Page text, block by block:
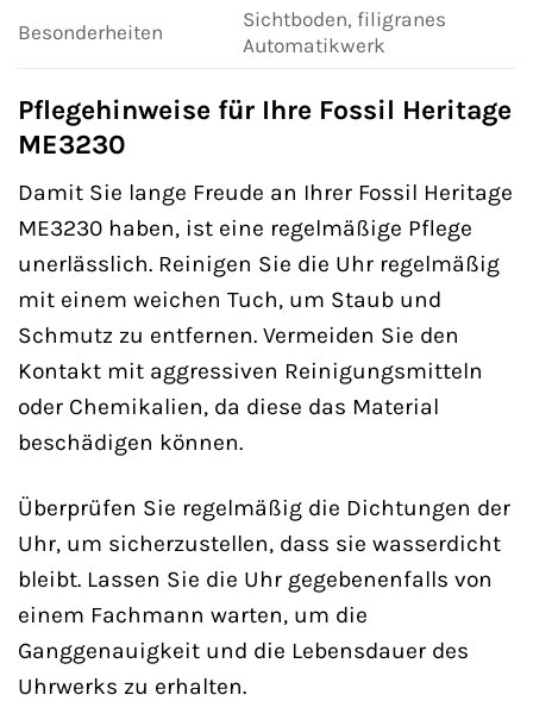
Besonderheiten
Sichtboden, filigranes
Automatikwerk
Pflegehinweise für Ihre Fossil Heritage
ME3230
Damit Sie lange Freude an Ihrer Fossil Heritage
ME3230 haben, ist eine regelmäßige Pflege
unerlässlich. Reinigen Sie die Uhr regelmäßig
mit einem weichen Tuch, um Staub und
Schmutz zu entfernen. Vermeiden Sie den
Kontakt mit aggressiven Reinigungsmitteln
oder Chemikalien, da diese das Material
beschädigen können.
Überprüfen Sie regelmäßig die Dichtungen der
Uhr, um sicherzustellen, dass sie wasserdicht
bleibt. Lassen Sie die Uhr gegebenenfalls von
einem Fachmann warten, um die
Ganggenauigkeit und die Lebensdauer des
Uhrwerks zu erhalten.